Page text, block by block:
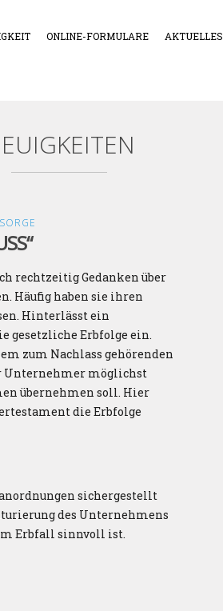
ONLINE-FORMULARE AKTUELLES
rechtzeitig Gedanken über
Häufig haben sie ihren
Hinterlässt ein
gesetzliche Erbfolge ein.
zum Nachlass gehörenden
Unternehmer möglichst
übernehmen soll. Hier
die Erbfolge
sichergestellt
des Unternehmens
Erbfall sinnvoll ist.